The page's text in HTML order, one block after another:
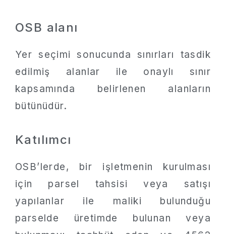
OSB alanı
Yer seçimi sonucunda sınırları tasdik
edilmiş alanlar ile onaylı sınır
kapsamında belirlenen alanların
bütünüdür.
Katılımcı
OSB’lerde, bir işletmenin kurulması
için parsel tahsisi veya satışı
yapılanlar ile maliki bulunduğu
parselde üretimde bulunan veya